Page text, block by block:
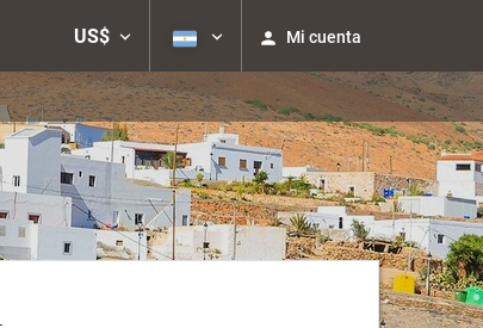
US$ Mi cuenta